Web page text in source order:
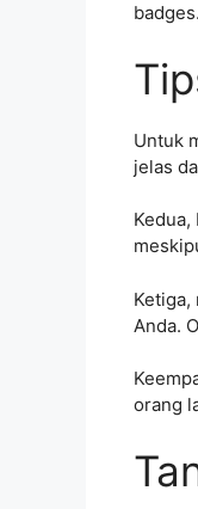
Untuk
jelas
Anda.
orang